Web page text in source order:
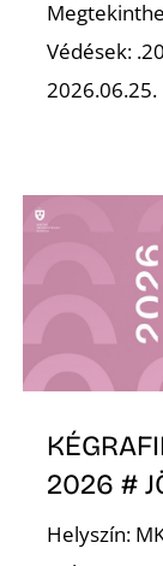
Védések:
2026.06.25.
2026 #
Helyszín: